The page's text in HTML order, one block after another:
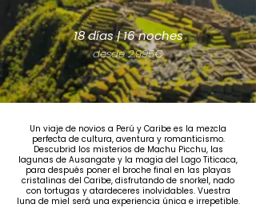
18 días | 16 noches
desde 2.995€
Un viaje de novios a Perú y Caribe es la mezcla
perfecta de cultura, aventura y romanticismo.
Descubrid los misterios de Machu Picchu, las
lagunas de Ausangate y la magia del Lago Titicaca,
para después poner el broche final en las playas
cristalinas del Caribe, disfrutando de snorkel, nado
con tortugas y atardeceres inolvidables. Vuestra
luna de miel será una experiencia única e irrepetible.